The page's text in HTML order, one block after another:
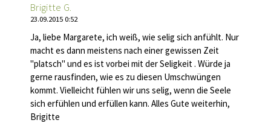
Brigitte G.
23.09.2015 0:52
Ja, liebe Margarete, ich weiß, wie selig sich anfühlt. Nur
macht es dann meistens nach einer gewissen Zeit
"platsch" und es ist vorbei mit der Seligkeit . Würde ja
gerne rausfinden, wie es zu diesen Umschwüngen
kommt. Vielleicht fühlen wir uns selig, wenn die Seele
sich erfühlen und erfüllen kann. Alles Gute weiterhin,
Brigitte